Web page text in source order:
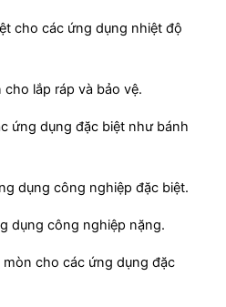
cho các ứng dụng nhiệt độ
cho lắp ráp và bảo vệ.
ứng dụng đặc biệt như bánh
dụng công nghiệp đặc biệt.
dụng công nghiệp nặng.
cho các ứng dụng đặc